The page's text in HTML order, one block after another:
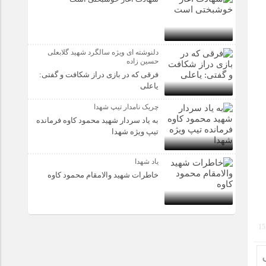
15
دلنوشته ای ویژه سالگرد شهید گلابعلی
حسین زاده
فرقی که در بازی دراز شکافت و گفتی:
یاعلی
چریک نامدار تیپ شهدا
به یاد سردار شهید محمود کاوه فرمانده
تیپ ویژه شهدا
یاد شهدا
خاطرات شهید والامقام محمود کاوه‌